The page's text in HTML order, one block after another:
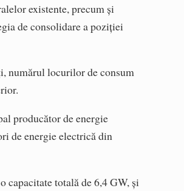
existente, precum și
de consolidare a poziției
numărul locurilor de consum
producător de energie
de energie electrică din
capacitate totală de 6,4 GW, și